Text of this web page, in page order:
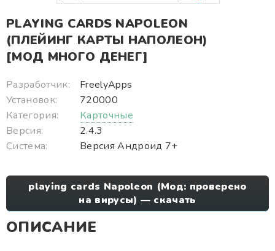
PLAYING CARDS NAPOLEON
(ПЛЕЙИНГ КАРТЫ НАПОЛЕОН)
[МОД МНОГО ДЕНЕГ]
Разработчик:
FreelyApps
Установок:
720000
Категория:
Карточные
Версия:
2.4.3
Система:
Версия Андроид 7+
playing cards Napoleon (Мод: проверено
на вирусы) — скачать
ОПИСАНИЕ